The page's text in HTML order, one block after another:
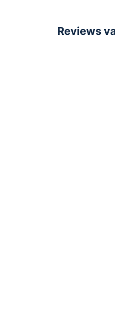
Batterij
Reviews